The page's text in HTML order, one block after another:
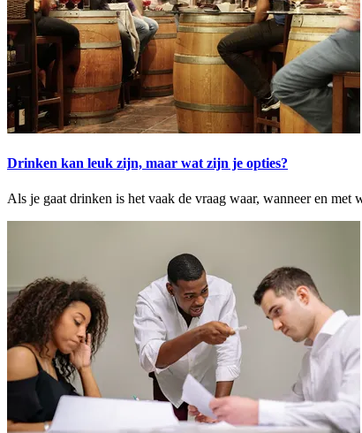
Drinken kan leuk zijn, maar wat zijn je opties?
Als je gaat drinken is het vaak de vraag waar, wanneer en